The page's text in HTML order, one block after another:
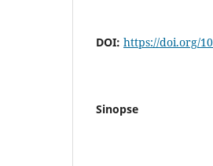
DOI: https://doi.org/
Sinopse